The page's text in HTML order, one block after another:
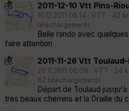
2011-12-10 Vtt Pins-
10.12.2011 08:14 · VTT · 42
téléchargements ·
Belle rando avec
faire attention
2011-11-26 Vtt
26.11.2011 08:09 · VTT · 24
62 téléchargements ·
Départ de Toulaud
très beaux chemins et la Draille du